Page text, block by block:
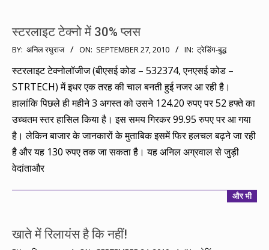
स्टरलाइट टेक्नो में 30% प्लस
2010-
27
BY: अनिल रघुराज ON: SEPTEMBER 27, 2010 IN: ट्रेडिंग-बुद्ध
स्टरलाइट टेक्नोलॉजीज (बीएसई कोड – 532374, एनएसई कोड –
STRTECH) में इधर एक तरह की चाल बनती हुई नजर आ रही है।
हालांकि पिछले ही महीने 3 अगस्त को उसने 124.20 रुपए पर 52 हफ्ते का
उच्चतम स्तर हासिल किया है। इस समय गिरकर 99.95 रुपए पर आ गया
है। लेकिन बाजार के जानकारों के मुताबिक इसमें फिर हलचल बढ़ने जा रही
है और यह 130 रुपए तक जा सकता है। यह अनिल अग्रवाल से जुड़ी
वेदांताऔर
और भी
खाते में रिलायंस है कि नहीं!